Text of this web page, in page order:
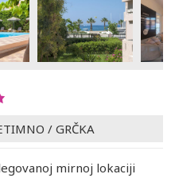
/ GRČKA
mirnoj lokaciji